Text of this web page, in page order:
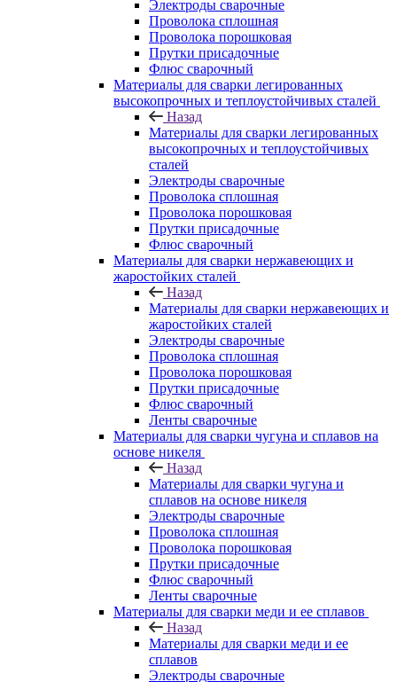
Электроды сварочные
Проволока сплошная
Проволока порошковая
Прутки присадочные
Флюс сварочный
Материалы для сварки легированных
высокопрочных и теплоустойчивых сталей
Назад
Материалы для сварки легированных
высокопрочных и теплоустойчивых
сталей
Электроды сварочные
Проволока сплошная
Проволока порошковая
Прутки присадочные
Флюс сварочный
Материалы для сварки нержавеющих и
жаростойких сталей
Назад
Материалы для сварки нержавеющих и
жаростойких сталей
Электроды сварочные
Проволока сплошная
Проволока порошковая
Прутки присадочные
Флюс сварочный
Ленты сварочные
Материалы для сварки чугуна и сплавов на
основе никеля
Назад
Материалы для сварки чугуна и
сплавов на основе никеля
Электроды сварочные
Проволока сплошная
Проволока порошковая
Прутки присадочные
Флюс сварочный
Ленты сварочные
Материалы для сварки меди и ее сплавов
Назад
Материалы для сварки меди и ее
сплавов
Электроды сварочные